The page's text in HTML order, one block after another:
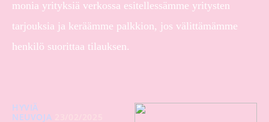
monia yrityksiä verkossa esitellessämme yritysten
tarjouksia ja keräämme palkkion, jos välittämämme
henkilö suorittaa tilauksen.
HYVIÄ
NEUVOJA